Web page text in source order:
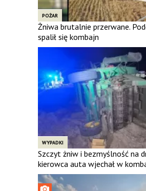
POŻAR
Żniwa brutalnie przerwane.
spalił się kombajn
WYPADKI
Szczyt żniw i bezmyślność na
kierowca auta wjechał w